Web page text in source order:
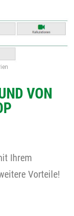
VON
Ihrem
Vorteile!